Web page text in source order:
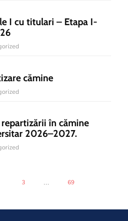
I cu titulari – Etapa I-
cămine
în cămine
2026–2027.
3 ... 69